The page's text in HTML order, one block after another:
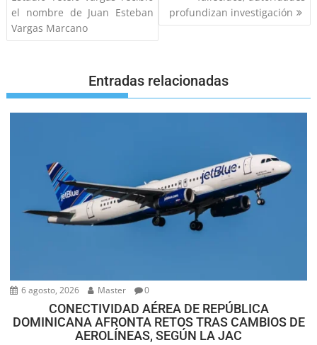
el nombre de Juan Esteban
Vargas Marcano
profundizan investigación
Entradas relacionadas
6 agosto, 2026 Master 0
CONECTIVIDAD AÉREA DE REPÚBLICA
DOMINICANA AFRONTA RETOS TRAS CAMBIOS DE
AEROLÍNEAS, SEGÚN LA JAC